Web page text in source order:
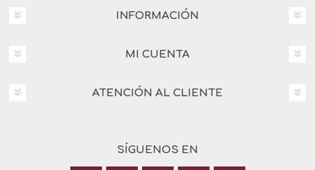
INFORMACIÓN
MI CUENTA
ATENCIÓN AL CLIENTE
SÍGUENOS EN